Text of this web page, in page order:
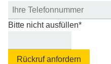
Bitte nicht ausfüllen*
Rückruf anfordern